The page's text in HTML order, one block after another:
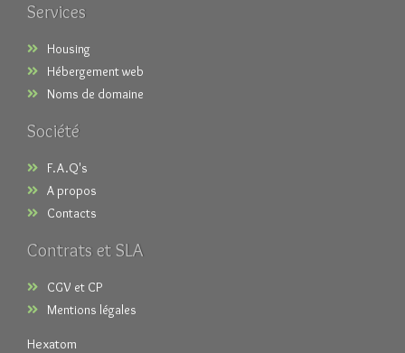
Services
Housing
Hébergement web
Noms de domaine
Société
F.A.Q's
A propos
Contacts
Contrats et SLA
CGV et CP
Mentions légales
Hexatom